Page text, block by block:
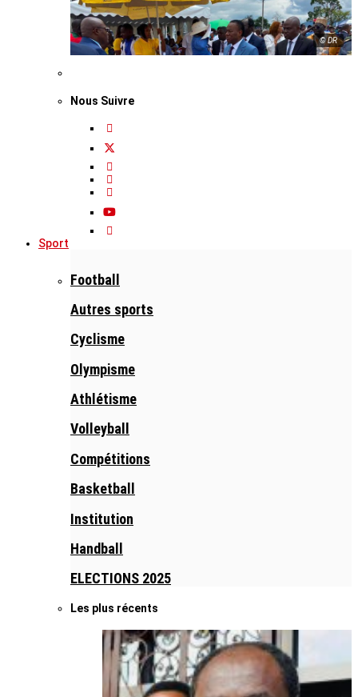
© DR
Nous Suivre
Sport
Football
Autres sports
Cyclisme
Olympisme
Athlétisme
Volleyball
Compétitions
Basketball
Institution
Handball
ELECTIONS 2025
Les plus récents